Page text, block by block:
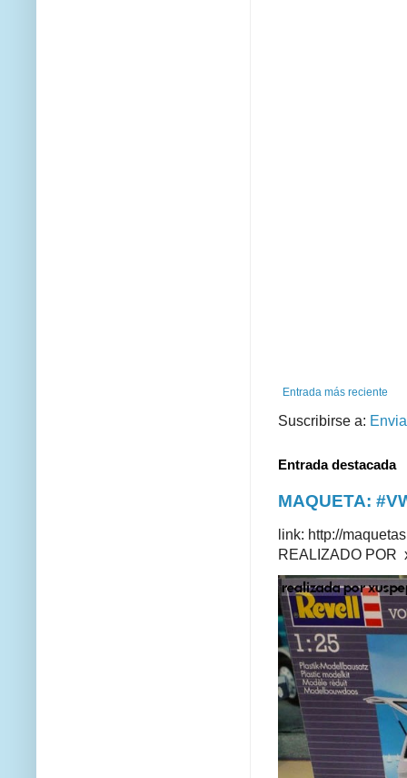
Entrada más reciente
Suscribirse a:
Entrada destacada
MAQUETA:
link: http://
REALIZADO POR